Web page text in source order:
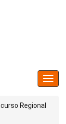
Regional